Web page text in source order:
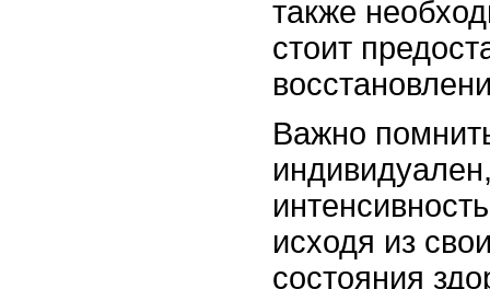
также
стоит
Важно
исходя из
состояния